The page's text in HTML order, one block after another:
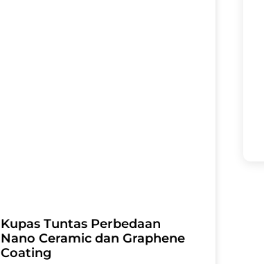
Kupas Tuntas Perbedaan
Nano Ceramic dan Graphene
Coating